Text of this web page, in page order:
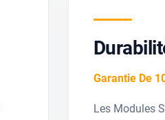
Garantie De
Les Modules